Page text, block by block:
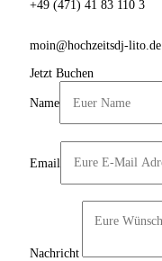
+49 (471) 41 83 110 3
moin@hochzeitsdj-lito.de
Jetzt Buchen
Name
Email
Nachricht